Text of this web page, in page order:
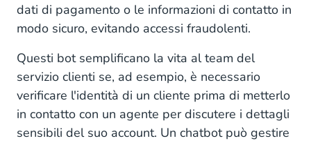
dati di pagamento o le informazioni di contatto in
modo sicuro, evitando accessi fraudolenti.
Questi bot semplificano la vita al team del
servizio clienti se, ad esempio, è necessario
verificare l'identità di un cliente prima di metterlo
in contatto con un agente per discutere i dettagli
sensibili del suo account. Un chatbot può gestire